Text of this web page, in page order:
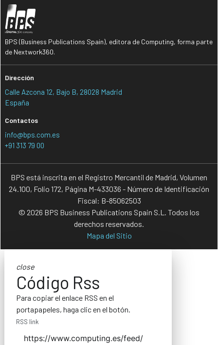
BPS (Business Publications Spain), editora de Computing, forma parte
de Nextwork360.
Dirección
Calle Azcona 12, Bajo B, 28028 Madrid
España
Contactos
info@bps.com.es
+91 313 79 00
BPS está inscrita en el Registro Mercantil de Madrid, Volumen
24.100, Folio 172, Página M-433036 - Número de Identificación
Fiscal: B-85062503
© 2026 BPS Business Publications Spain S.L. Todos los
derechos reservados.
Mapa del Sitio
close
Código Rss
Para copiar el enlace RSS en el
portapapeles, haga clic en el botón.
RSS link